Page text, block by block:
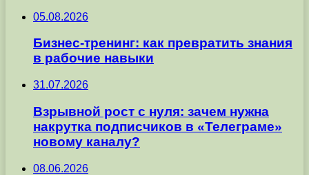
05.08.2026
Бизнес-тренинг: как превратить знания
в рабочие навыки
31.07.2026
Взрывной рост с нуля: зачем нужна
накрутка подписчиков в «Телеграме»
новому каналу?
08.06.2026